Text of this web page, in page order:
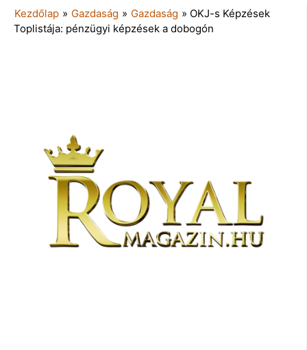
Kezdőlap » Gazdaság » Gazdaság » OKJ-s Képzések
Toplistája: pénzügyi képzések a dobogón